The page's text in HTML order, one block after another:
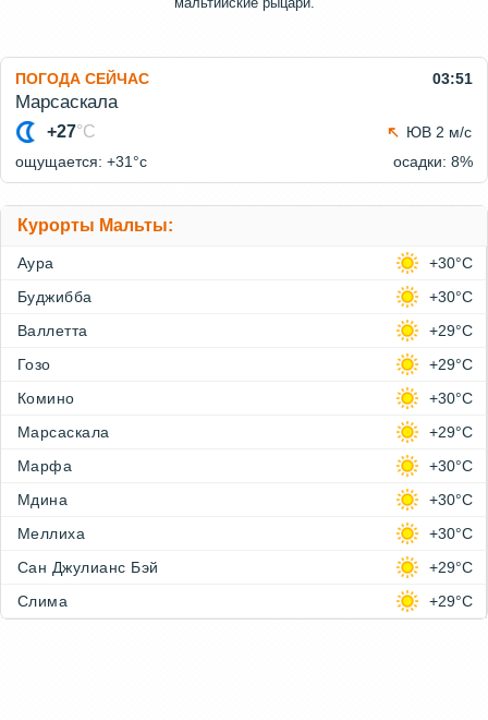
ПОГОДА СЕЙЧАС 03:51
Марсаскала
+27°C
ЮВ 2 м/с
ощущается: +31°c
осадки: 8%
Курорты Мальты:
Аура
+30°C
Буджибба
+30°C
Валлетта
+29°C
Гозо
+29°C
Комино
+30°C
Марсаскала
+29°C
Марфа
+30°C
Мдина
+30°C
Меллиха
+30°C
Сан Джулианс Бэй
+29°C
Слима
+29°C